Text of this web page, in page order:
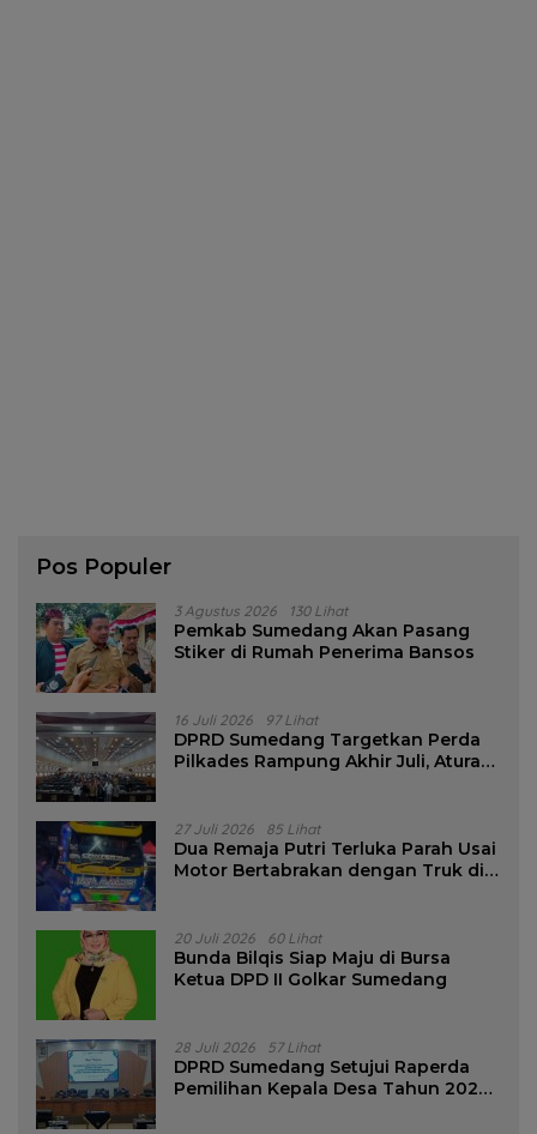
Pos Populer
3 Agustus 2026 130 Lihat
Pemkab Sumedang Akan Pasang
Stiker di Rumah Penerima Bansos
16 Juli 2026 97 Lihat
DPRD Sumedang Targetkan Perda
Pilkades Rampung Akhir Juli, Aturan
27 Juli 2026 85 Lihat
Dua Remaja Putri Terluka Parah Usai
Motor Bertabrakan dengan Truk di
20 Juli 2026 60 Lihat
Bunda Bilqis Siap Maju di Bursa
Ketua DPD II Golkar Sumedang
28 Juli 2026 57 Lihat
DPRD Sumedang Setujui Raperda
Pemilihan Kepala Desa Tahun 2026